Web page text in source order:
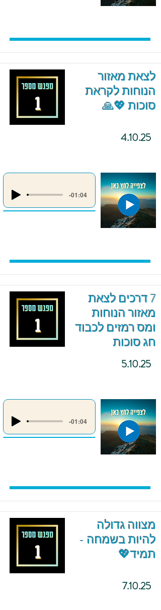
לצאת מאזור
הנוחות לקראת
סוכות 💖🙏
4.10.25
-01:04
7 דרכים לצאת
מאזור הנוחות
ומס רמזים לכבוד
חג סוכות
5.10.25
-01:04
מצווה גדולה
להיות בשמחה -
תמיד💖
7.10.25